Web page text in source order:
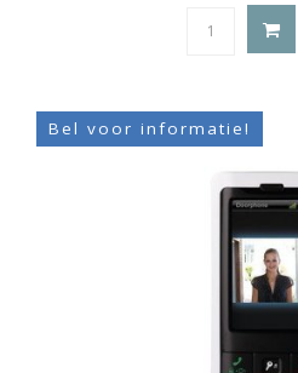
Bel voor informatie!